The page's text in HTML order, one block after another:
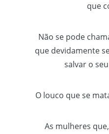
que
Não se pode
que devidamente
salvar o
O louco que se
As mulheres